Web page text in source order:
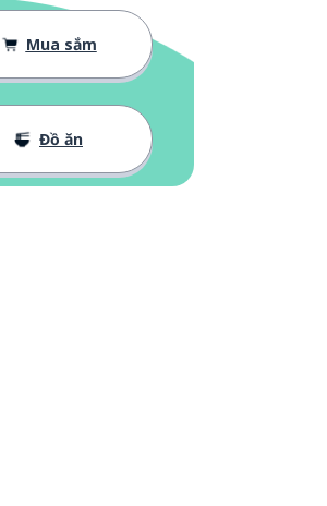
Mua sắm
Đồ ăn